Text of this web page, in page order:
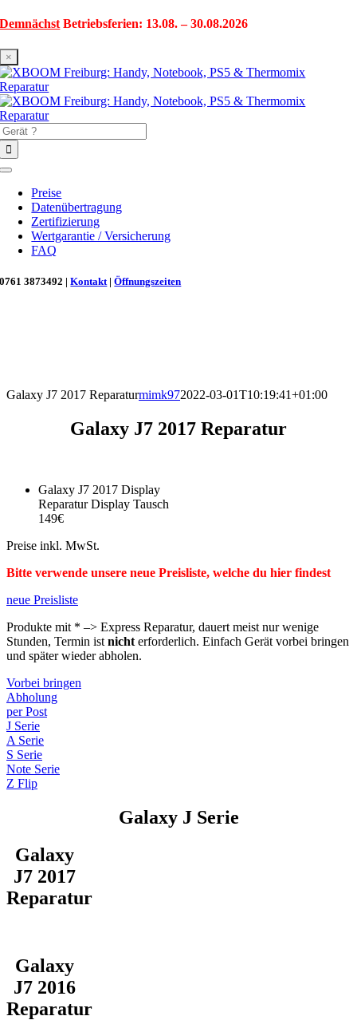
Zum
springen
Demnächst Betriebsferien: 13.08. – 30.08.2026
×
Toggle
Navigation
Preise
Datenübertragung
Zertifizierung
Wertgarantie / Versicherung
FAQ
0761 3873492 |Kontakt |Öffnungszeiten
Galaxy J7 2017 Reparaturmimk972022-03-01T10:19:41+01:00
Galaxy J7 2017 Reparatur
Galaxy J7 2017 Display
Reparatur Display Tausch
149€
Preise inkl. MwSt.
Bitte verwende unsere neue Preisliste, welche du hier findest
neue Preisliste
Produkte mit * –> Express Reparatur, dauert meist nur wenige
Stunden, Termin ist nicht erforderlich. Einfach Gerät vorbei bringen
und später wieder abholen.
Vorbei bringen
Abholung
per Post
J Serie
A Serie
S Serie
Note Serie
Z Flip
Galaxy J Serie
Galaxy
J7 2017
Reparatur
Galaxy
J7 2016
Reparatur